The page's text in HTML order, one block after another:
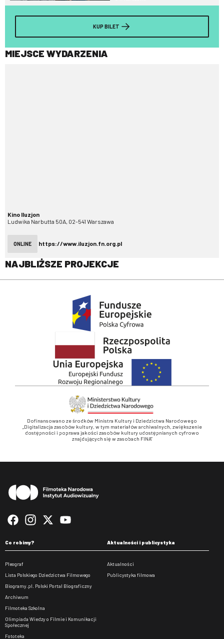
KUP BILET
MIEJSCE WYDARZENIA
Kino Iluzjon
Ludwika Narbutta 50A, 02-541 Warszawa
ONLINE https://www.iluzjon.fn.org.pl
NAJBLIŻSZE PROJEKCJE
Dofinansowano ze środków Ministra Kultury i Dziedzictwa Narodowego
„Digitalizacja zasobów kultury, w tym materiałów archiwalnych, zwiększenie
dostępności i poprawa jakości zasobów kultury udostępnianych cyfrowo
znajdujących się w zasobach FINA”
Co robimy?
Pleograf
Lista Polskiego Dziedzictwa Filmowego
Biogramy.pl. Polski Portal Biograficzny
Archiwum
Filmoteka Szkolna
Olimpiada Wiedzy o Filmie i Komunikacji
Społecznej
Fototeka
Aktualności i publicystyka
Aktualności
Publicystyka filmowa